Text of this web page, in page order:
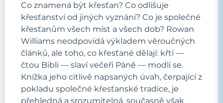
Co znamená být křesťan? Co odlišuje
křesťanství od jiných vyznání? Co je společné
křesťanům všech míst a všech dob? Rowan
Williams neodpovídá výkladem věroučných
článků, ale toho, co křesťané dělají: křtí —
čtou Bibli — slaví večeři Páně — modlí se.
Knížka jeho citlivě napsaných úvah, čerpající z
pokladu společné křesťanské tradice, je
přehledná a srozumitelná, současně však